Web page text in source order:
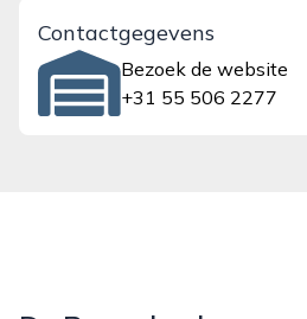
Contactgegevens
Bezoek de website
+31 55 506 2277